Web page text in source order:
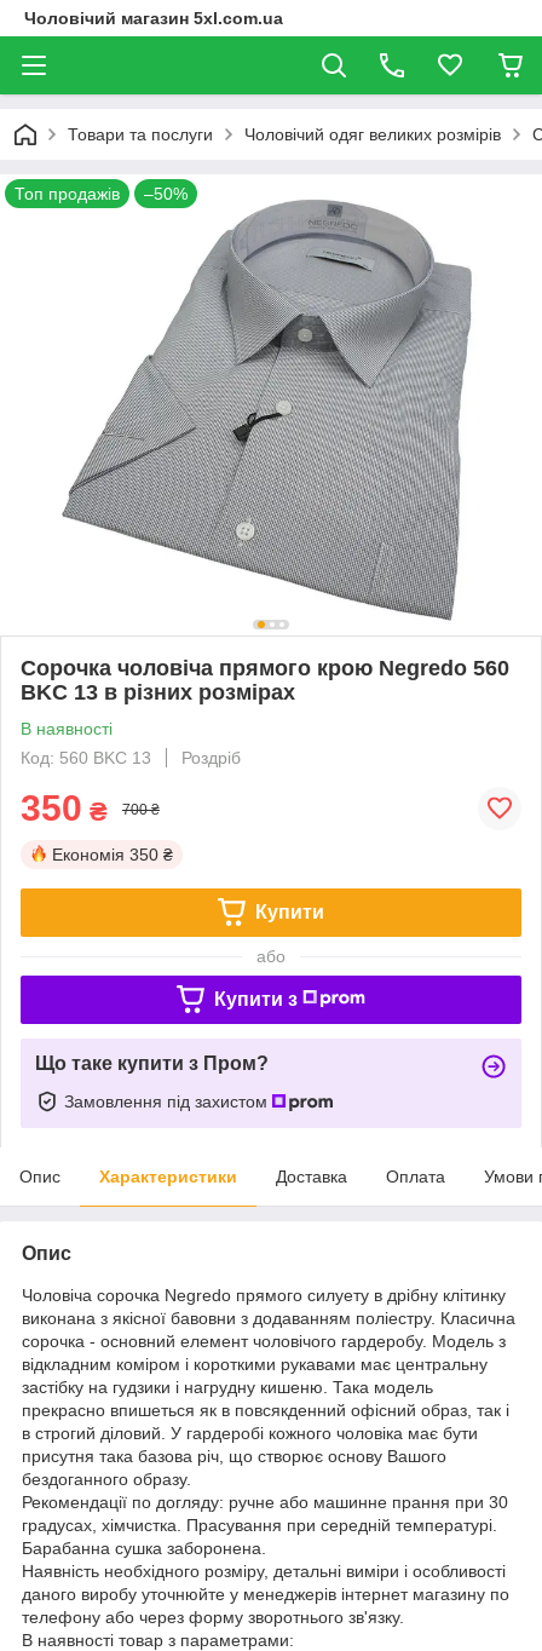
Чоловічий магазин 5xl.com.ua
Товари та послуги Чоловічий одяг великих розмірів
Топ продажів –50%
Сорочка чоловіча прямого крою Negredo 560
BKC 13 в різних розмірах
В наявності
Код: 560 BKC 13
Роздріб
350 ₴ 700 ₴
Економія 350 ₴
Купити
або
Купити з
Що таке купити з Пром?
Замовлення під захистом
Опис Характеристики Доставка Оплата Умови
Опис
Чоловіча сорочка Negredo прямого силуету в дрібну клітинку
виконана з якісної бавовни з додаванням поліестру. Класична
сорочка - основний елемент чоловічого гардеробу. Модель з
відкладним коміром і короткими рукавами має центральну
застібку на гудзики і нагрудну кишеню. Така модель
прекрасно впишеться як в повсякденний офісний образ, так і
в строгий діловий. У гардеробі кожного чоловіка має бути
присутня така базова річ, що створює основу Вашого
бездоганного образу.
Рекомендації по догляду: ручне або машинне прання при 30
градусах, хімчистка. Прасування при середній температурі.
Барабанна сушка заборонена.
Наявність необхідного розміру, детальні виміри і особливості
даного виробу уточнюйте у менеджерів інтернет магазину по
телефону або через форму зворотнього зв'язку.
В наявності товар з параметрами: